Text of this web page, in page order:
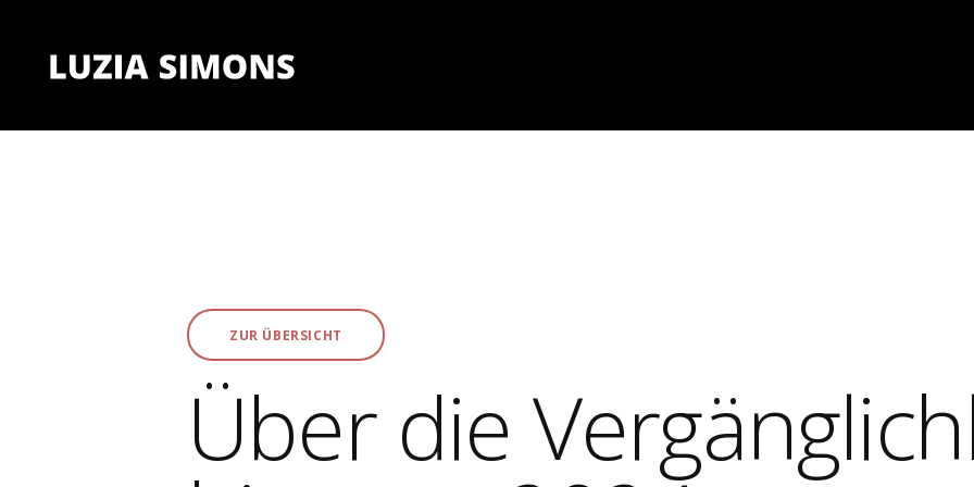
ZUR ÜBERSICHT
Über die